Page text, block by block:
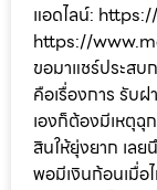
แอดไลน์:
https://
ขอมาแชร์ประส
คือเรื่องการ รับ
เองก็ต้องมีเหตุฉุ
สินให้ยุ่งยาก เลย
พอมีเงินก้อนเมื่อ